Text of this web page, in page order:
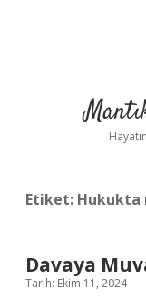
Etiket: Hukukta
Davaya
Tarih: Ekim 11, 2024